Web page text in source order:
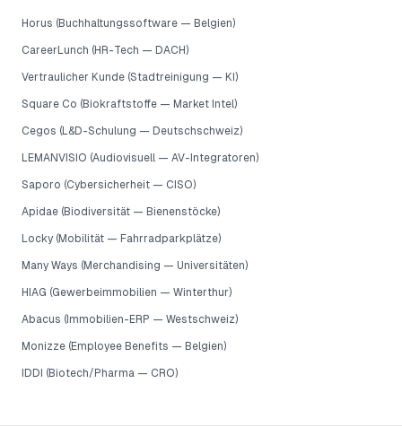
Horus (Buchhaltungssoftware — Belgien)
CareerLunch (HR-Tech — DACH)
Vertraulicher Kunde (Stadtreinigung — KI)
Square Co (Biokraftstoffe — Market Intel)
Cegos (L&D-Schulung — Deutschschweiz)
LEMANVISIO (Audiovisuell — AV-Integratoren)
Saporo (Cybersicherheit — CISO)
Apidae (Biodiversität — Bienenstöcke)
Locky (Mobilität — Fahrradparkplätze)
Many Ways (Merchandising — Universitäten)
HIAG (Gewerbeimmobilien — Winterthur)
Abacus (Immobilien-ERP — Westschweiz)
Monizze (Employee Benefits — Belgien)
IDDI (Biotech/Pharma — CRO)